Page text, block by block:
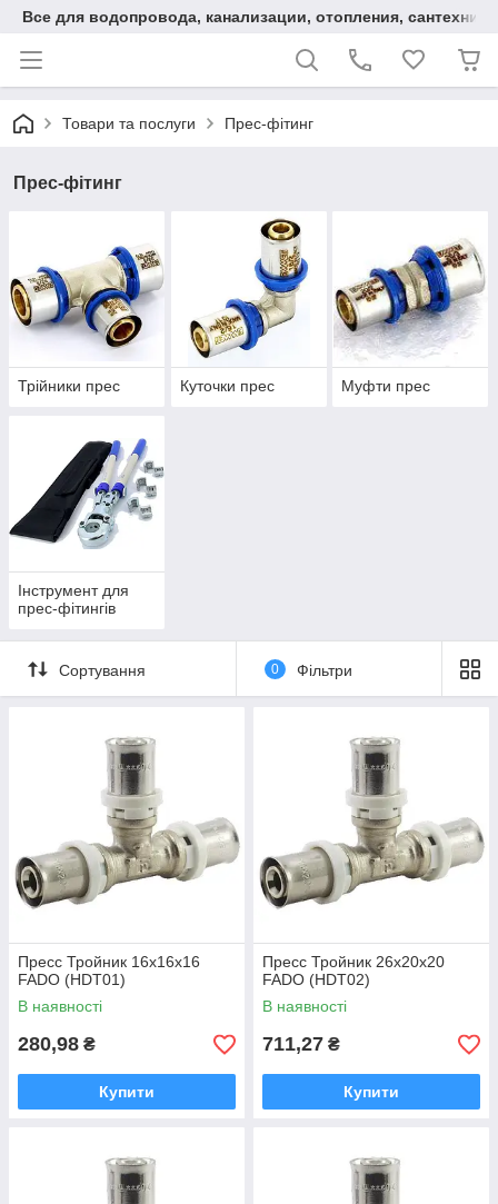
Все для водопровода, канализации, отопления, сантехники
Товари та послуги Прес-фітинг
Прес-фітинг
Трійники прес Куточки прес Муфти прес
Інструмент для
прес-фітингів
Сортування 0 Фільтри
Пресс Тройник 16х16х16
FADO (HDТ01)
В наявності
280,98 ₴
Купити
Пресс Тройник 26х20х20
FADO (HDТ02)
В наявності
711,27 ₴
Купити